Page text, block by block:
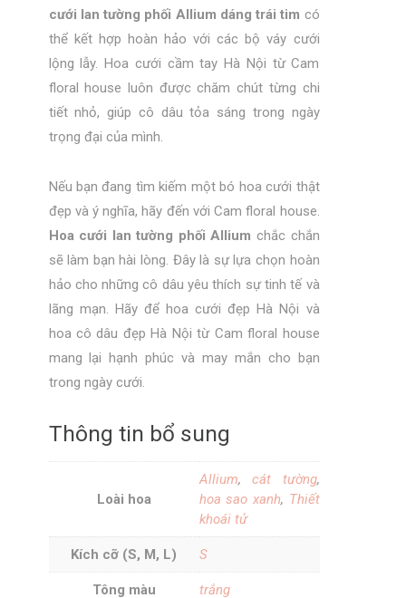
cưới lan tường phối Allium dáng trái tim có
thể kết hợp hoàn hảo với các bộ váy cưới
lộng lẫy. Hoa cưới cầm tay Hà Nội từ Cam
floral house luôn được chăm chút từng chi
tiết nhỏ, giúp cô dâu tỏa sáng trong ngày
trọng đại của mình.
Nếu bạn đang tìm kiếm một bó hoa cưới thật
đẹp và ý nghĩa, hãy đến với Cam floral house.
Hoa cưới lan tường phối Allium chắc chắn
sẽ làm bạn hài lòng. Đây là sự lựa chọn hoàn
hảo cho những cô dâu yêu thích sự tinh tế và
lãng mạn. Hãy để hoa cưới đẹp Hà Nội và
hoa cô dâu đẹp Hà Nội từ Cam floral house
mang lại hạnh phúc và may mắn cho bạn
trong ngày cưới.
Thông tin bổ sung
Loài hoa
Allium, cát tường,
hoa sao xanh, Thiết
khoái tử
Kích cỡ (S, M, L) S
Tông màu trắng